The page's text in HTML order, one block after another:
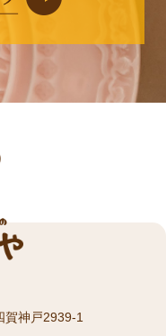
賀神戸2939-1